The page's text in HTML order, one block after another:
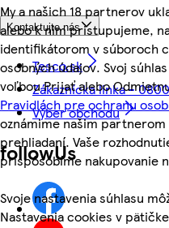
My a našich 18 partnerov
alebo k nim pristupujeme,
identifikátorom v súboroch
osobných údajov. Svoj
voľbou Prijať alebo
Pravidlách pre ochranu
oznámime našim partnerom
prehliadaní. Vaše
prispôsobíme nakupovanie
Svoje nastavenia súhlasu
Nastavenia cookies v
Kontaktujte nás
Tesco.sk
Zákaznícka linka -
Výber obchodu
followUs